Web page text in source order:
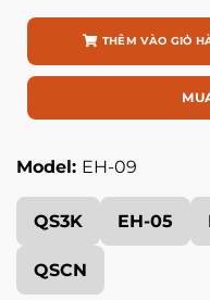
THÊM VÀO GIỎ
Model: EH-09
QS3K EH-05
QSCN